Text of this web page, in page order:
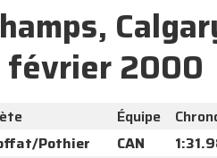
février 2000
Équipe
Pothier CAN